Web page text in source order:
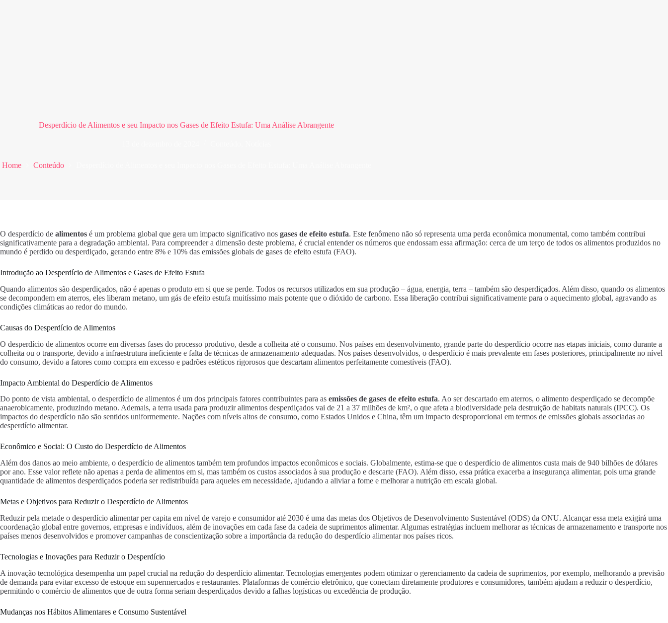
Desperdício de Alimentos e seu Impacto nos Gases de Efeito Estufa: Uma Análise Abrangente
Home Conteúdo
O desperdício de alimentos é um problema global que gera um impacto significativo nos gases de efeito estufa. Este fenômeno não só representa uma perda econômica monumental, como também contribui
significativamente para a degradação ambiental. Para compreender a dimensão deste problema, é crucial entender os números que endossam essa afirmação: cerca de um terço de todos os alimentos produzidos no
mundo é perdido ou desperdiçado, gerando entre 8% e 10% das emissões globais de gases de efeito estufa (FAO).
Introdução ao Desperdício de Alimentos e Gases de Efeito Estufa
Quando alimentos são desperdiçados, não é apenas o produto em si que se perde. Todos os recursos utilizados em sua produção – água, energia, terra – também são desperdiçados. Além disso, quando os alimentos
se decompondem em aterros, eles liberam metano, um gás de efeito estufa muitíssimo mais potente que o dióxido de carbono. Essa liberação contribui significativamente para o aquecimento global, agravando as
condições climáticas ao redor do mundo.
Causas do Desperdício de Alimentos
O desperdício de alimentos ocorre em diversas fases do processo produtivo, desde a colheita até o consumo. Nos países em desenvolvimento, grande parte do desperdício ocorre nas etapas iniciais, como durante a
colheita ou o transporte, devido a infraestrutura ineficiente e falta de técnicas de armazenamento adequadas. Nos países desenvolvidos, o desperdício é mais prevalente em fases posteriores, principalmente no nível
do consumo, devido a fatores como compra em excesso e padrões estéticos rigorosos que descartam alimentos perfeitamente comestíveis (FAO).
Impacto Ambiental do Desperdício de Alimentos
Do ponto de vista ambiental, o desperdício de alimentos é um dos principais fatores contribuintes para as emissões de gases de efeito estufa. Ao ser descartado em aterros, o alimento desperdiçado se decompõe
anaerobicamente, produzindo metano. Ademais, a terra usada para produzir alimentos desperdiçados vai de 21 a 37 milhões de km², o que afeta a biodiversidade pela destruição de habitats naturais (IPCC). Os
impactos do desperdício não são sentidos uniformemente. Nações com níveis altos de consumo, como Estados Unidos e China, têm um impacto desproporcional em termos de emissões globais associadas ao
desperdício alimentar.
Econômico e Social: O Custo do Desperdício de Alimentos
Além dos danos ao meio ambiente, o desperdício de alimentos também tem profundos impactos econômicos e sociais. Globalmente, estima-se que o desperdício de alimentos custa mais de 940 bilhões de dólares
por ano. Esse valor reflete não apenas a perda de alimentos em si, mas também os custos associados à sua produção e descarte (FAO). Além disso, essa prática exacerba a insegurança alimentar, pois uma grande
quantidade de alimentos desperdiçados poderia ser redistribuída para aqueles em necessidade, ajudando a aliviar a fome e melhorar a nutrição em escala global.
Metas e Objetivos para Reduzir o Desperdício de Alimentos
Reduzir pela metade o desperdício alimentar per capita em nível de varejo e consumidor até 2030 é uma das metas dos Objetivos de Desenvolvimento Sustentável (ODS) da ONU. Alcançar essa meta exigirá uma
coordenação global entre governos, empresas e indivíduos, além de inovações em cada fase da cadeia de suprimentos alimentar. Algumas estratégias incluem melhorar as técnicas de armazenamento e transporte nos
países menos desenvolvidos e promover campanhas de conscientização sobre a importância da redução do desperdício alimentar nos países ricos.
Tecnologias e Inovações para Reduzir o Desperdício
A inovação tecnológica desempenha um papel crucial na redução do desperdício alimentar. Tecnologias emergentes podem otimizar o gerenciamento da cadeia de suprimentos, por exemplo, melhorando a previsão
de demanda para evitar excesso de estoque em supermercados e restaurantes. Plataformas de comércio eletrônico, que conectam diretamente produtores e consumidores, também ajudam a reduzir o desperdício,
permitindo o comércio de alimentos que de outra forma seriam desperdiçados devido a falhas logísticas ou excedência de produção.
Mudanças nos Hábitos Alimentares e Consumo Sustentável